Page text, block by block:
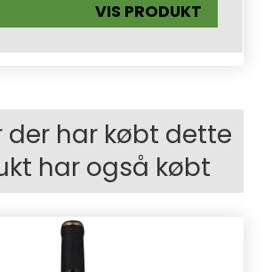
VIS PRODUKT
der har købt dette
har også købt